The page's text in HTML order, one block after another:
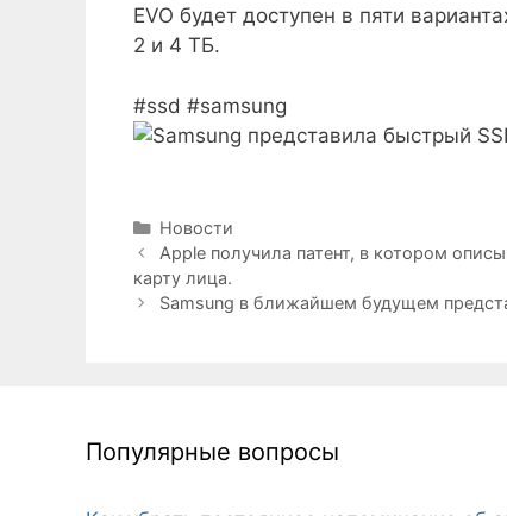
EVO будет доступен в пяти
2 и 4 ТБ.
#ssd #samsung
Рубрики
Новости
Apple получила патент, в котором
карту лица.
Samsung в ближайшем будущем
Популярные вопросы